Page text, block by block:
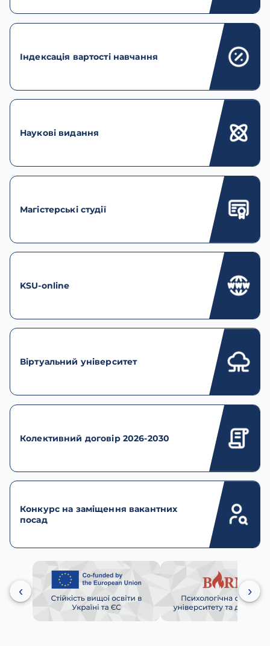
Індексація вартості навчання
Наукові видання
Магістерські студії
KSU-online
Віртуальний університет
Колективний договір 2026-2030
Конкурс на заміщення вакантних
посад
‹ ›